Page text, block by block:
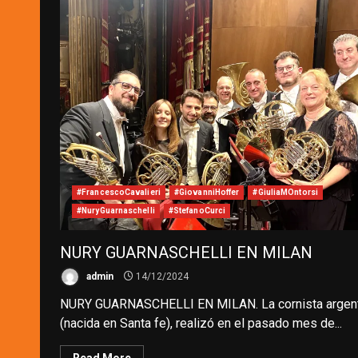
#FrancescoCavalieri #GiovanniHoffer #GiuliaMOntorsi
#NuryGuarnaschelli #StefanoCurci
NURY GUARNASCHELLI EN MILAN
admin 14/12/2024
NURY GUARNASCHELLI EN MILAN. La cornista
(nacida en Santa fe), realizó en el pasado mes de...